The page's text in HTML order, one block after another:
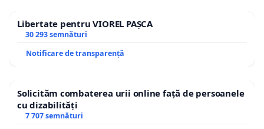
Libertate pentru VIOREL PAȘCA
30 293 semnături
Notificare de transparență
Solicităm combaterea urii online față de persoanele
cu dizabilități
7 707 semnături